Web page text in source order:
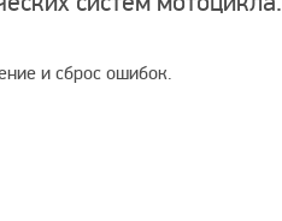
и сброс ошибок.